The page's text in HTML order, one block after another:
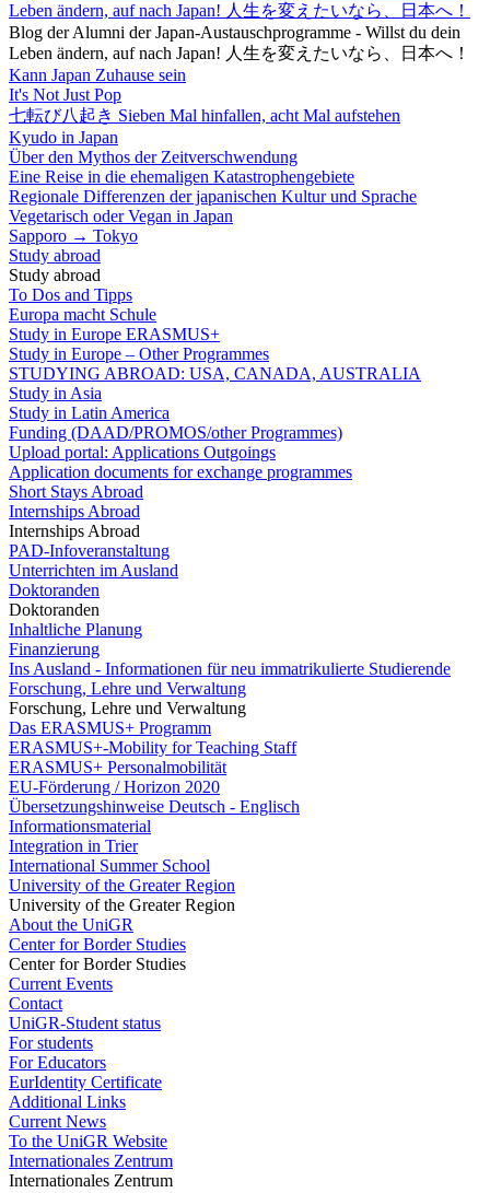
Leben ändern, auf nach Japan! 人生を変えたいなら、日本へ！
Blog der Alumni der Japan-Austauschprogramme - Willst du dein
Leben ändern, auf nach Japan! 人生を変えたいなら、日本へ！
Kann Japan Zuhause sein
It's Not Just Pop
七転び八起き Sieben Mal hinfallen, acht Mal aufstehen
Kyudo in Japan
Über den Mythos der Zeitverschwendung
Eine Reise in die ehemaligen Katastrophengebiete
Regionale Differenzen der japanischen Kultur und Sprache
Vegetarisch oder Vegan in Japan
Sapporo → Tokyo
Study abroad
Study abroad
To Dos and Tipps
Europa macht Schule
Study in Europe ERASMUS+
Study in Europe – Other Programmes
STUDYING ABROAD: USA, CANADA, AUSTRALIA
Study in Asia
Study in Latin America
Funding (DAAD/PROMOS/other Programmes)
Upload portal: Applications Outgoings
Application documents for exchange programmes
Short Stays Abroad
Internships Abroad
Internships Abroad
PAD-Infoveranstaltung
Unterrichten im Ausland
Doktoranden
Doktoranden
Inhaltliche Planung
Finanzierung
Ins Ausland - Informationen für neu immatrikulierte Studierende
Forschung, Lehre und Verwaltung
Forschung, Lehre und Verwaltung
Das ERASMUS+ Programm
ERASMUS+-Mobility for Teaching Staff
ERASMUS+ Personalmobilität
EU-Förderung / Horizon 2020
Übersetzungshinweise Deutsch - Englisch
Informationsmaterial
Integration in Trier
International Summer School
University of the Greater Region
University of the Greater Region
About the UniGR
Center for Border Studies
Center for Border Studies
Current Events
Contact
UniGR-Student status
For students
For Educators
EurIdentity Certificate
Additional Links
Current News
To the UniGR Website
Internationales Zentrum
Internationales Zentrum